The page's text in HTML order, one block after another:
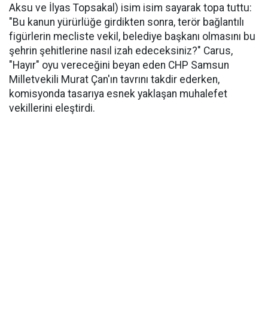
Aksu ve İlyas Topsakal) isim isim sayarak topa tuttu:
"Bu kanun yürürlüğe girdikten sonra, terör bağlantılı
figürlerin mecliste vekil, belediye başkanı olmasını bu
şehrin şehitlerine nasıl izah edeceksiniz?" Carus,
"Hayır" oyu vereceğini beyan eden CHP Samsun
Milletvekili Murat Çan'ın tavrını takdir ederken,
komisyonda tasarıya esnek yaklaşan muhalefet
vekillerini eleştirdi.